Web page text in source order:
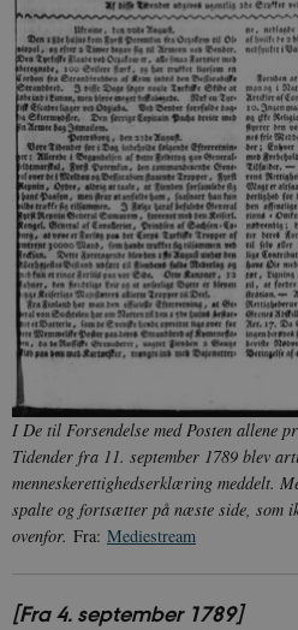
I De til Forsendelse med Posten allene
Tidender fra 11. september 1789 blev
menneskerettighedserklæring meddelt.
spalte og fortsætter på næste side, som
ovenfor. Fra: Mediestream
[Fra 4. september 1789]